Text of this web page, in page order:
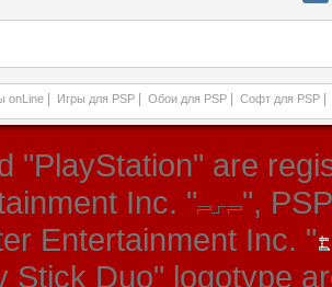
onLine Игры для PSP Обои для PSP Софт для PSP
"PlayStation" are
Inc. "
",
Entertainment Inc. "
Stick Duo" logotype